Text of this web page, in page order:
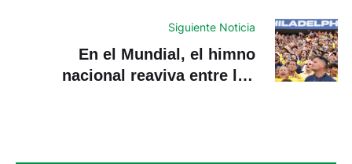
Siguiente Noticia
En el Mundial, el himno
nacional reaviva entre los